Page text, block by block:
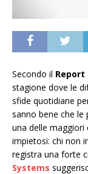
Secondo il Report
stagione dove le
sfide quotidiane
sanno bene che le
una delle
impietosi: chi non
registra una forte
Systems